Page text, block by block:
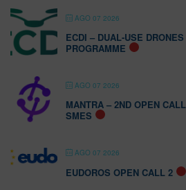
AGO 07 2026
ECDI – DUAL-USE
PROGRAMME
AGO 07 2026
MANTRA – 2ND OPEN
SMES
AGO 07 2026
EUDOROS OPEN CALL 2